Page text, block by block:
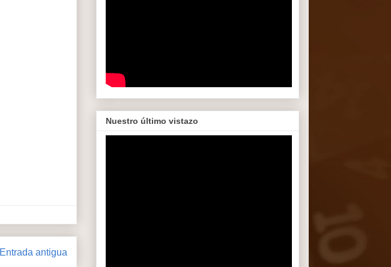
Entrada antigua
Nuestro último vistazo